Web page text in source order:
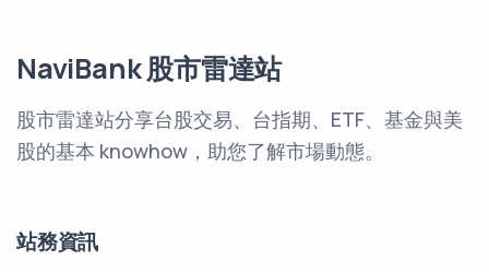
NaviBank 股市雷達站
股市雷達站分享台股交易、台指期、ETF、基金與美
股的基本 knowhow，助您了解市場動態。
站務資訊